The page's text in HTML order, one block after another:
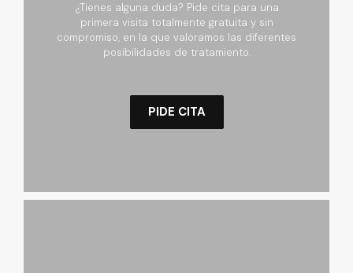
¿Tienes alguna duda? Pide cita para una
primera visita totalmente gratuita y sin
compromiso, en la que valoramos las diferentes
posibilidades de tratamiento.
PIDE CITA